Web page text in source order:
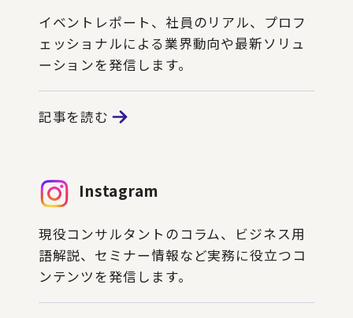
イベントレポート、社員のリアル、プロフ
ェッショナルによる業界動向や最新ソリュ
ーションを発信します。
記事を読む
Instagram
現役コンサルタントのコラム、ビジネス用
語解説、セミナー情報など実務に役立つコ
ンテンツを発信します。